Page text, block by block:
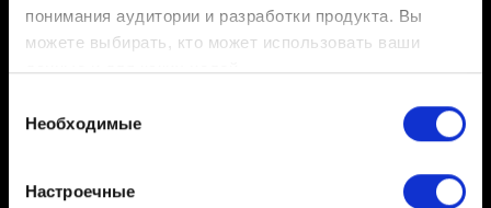
понимания аудитории и разработки продукта. Вы
можете выбирать, кто может использовать ваши
данные и для каких целей.
Если вы разрешите, мы также хотели бы:
географическом местоположении с возможной
точностью до нескольких метров
согласия
Необходимые
Настроечные
Русский